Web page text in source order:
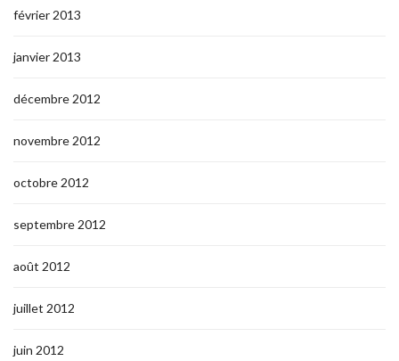
février 2013
janvier 2013
décembre 2012
novembre 2012
octobre 2012
septembre 2012
août 2012
juillet 2012
juin 2012